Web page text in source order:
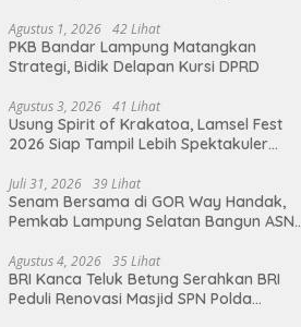
Agustus 1, 2026 42 Lihat
PKB Bandar Lampung Matangkan
Strategi, Bidik Delapan Kursi DPRD
Agustus 3, 2026 41 Lihat
Usung Spirit of Krakatoa, Lamsel Fest
2026 Siap Tampil Lebih Spektakuler
Artis Ibu Kota
Juli 31, 2026 39 Lihat
Senam Bersama di GOR Way Handak,
Pemkab Lampung Selatan Bangun ASN
Terbaik
Agustus 4, 2026 35 Lihat
BRI Kanca Teluk Betung Serahkan BRI
Peduli Renovasi Masjid SPN Polda